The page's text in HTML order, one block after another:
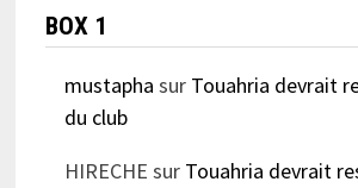
BOX 1
mustapha sur Touahria devrait
du club
HIRECHE sur Touahria devrait